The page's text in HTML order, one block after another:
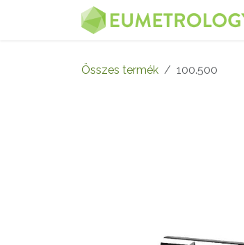
Kihagyás és továbblépés a tartalomhoz
Összes termék 100.500